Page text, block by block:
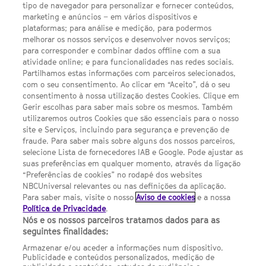
LINKS ÚTEIS
Escolhas de Anúncios
Política de privacidade
Termos E Condições
FILMES
UMA DIVISÃO DA NBCUNIVERSAL
Contact us by email: contact.SYFYPortugal@ncbuni.com
NBC Universal Global Networks España S.L.U. is wholly owned
by Universal Studios International BV
NBC Universal Global Networks, S.L.U. Paseo de la Castellana,
tipo de navegador para personalizar e fornecer conteúdos,
marketing e anúncios – em vários dispositivos e
plataformas; para análise e medição, para podermos
melhorar os nossos serviços e desenvolver novos serviços;
para corresponder e combinar dados offline com a sua
atividade online; e para funcionalidades nas redes sociais.
Partilhamos estas informações com parceiros selecionados,
com o seu consentimento. Ao clicar em “Aceito”, dá o seu
consentimento à nossa utilização destes Cookies. Clique em
Gerir escolhas para saber mais sobre os mesmos. Também
utilizaremos outros Cookies que são essenciais para o nosso
site e Serviços, incluindo para segurança e prevenção de
fraude. Para saber mais sobre alguns dos nossos parceiros,
selecione Lista de fornecedores IAB e Google. Pode ajustar as
suas preferências em qualquer momento, através da ligação
“Preferências de cookies” no rodapé dos websites
NBCUniversal relevantes ou nas definições da aplicação.
Para saber mais, visite o nossoAviso de cookies e a nossa
Política de Privacidade.
Nós e os nossos parceiros tratamos dados para as
seguintes finalidades:
Armazenar e/ou aceder a informações num dispositivo.
Publicidade e conteúdos personalizados, medição de